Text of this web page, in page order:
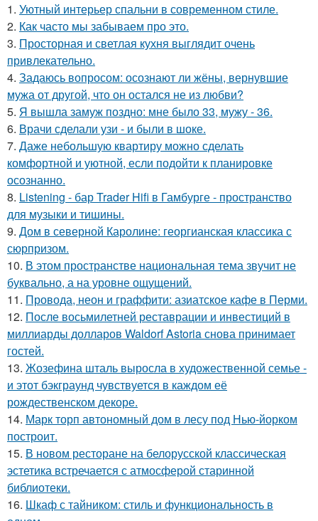
1. Уютный интерьер спальни в современном стиле.
2. Как часто мы забываем про это.
3. Просторная и светлая кухня выглядит очень
привлекательно.
4. Задаюсь вопросом: осознают ли жёны, вернувшие
мужа от другой, что он остался не из любви?
5. Я вышла замуж поздно: мне было 33, мужу - 36.
6. Врачи сделали узи - и были в шоке.
7. Даже небольшую квартиру можно сделать
комфортной и уютной, если подойти к планировке
осознанно.
8. Listening - бар Trader Hifi в Гамбурге - пространство
для музыки и тишины.
9. Дом в северной Каролине: георгианская классика с
сюрпризом.
10. В этом пространстве национальная тема звучит не
буквально, а на уровне ощущений.
11. Провода, неон и граффити: азиатское кафе в Перми.
12. После восьмилетней реставрации и инвестиций в
миллиарды долларов Waldorf Astoria снова принимает
гостей.
13. Жозефина шталь выросла в художественной семье -
и этот бэкграунд чувствуется в каждом её
рождественском декоре.
14. Марк торп автономный дом в лесу под Нью-йорком
построит.
15. В новом ресторане на белорусской классическая
эстетика встречается с атмосферой старинной
библиотеки.
16. Шкаф с тайником: стиль и функциональность в